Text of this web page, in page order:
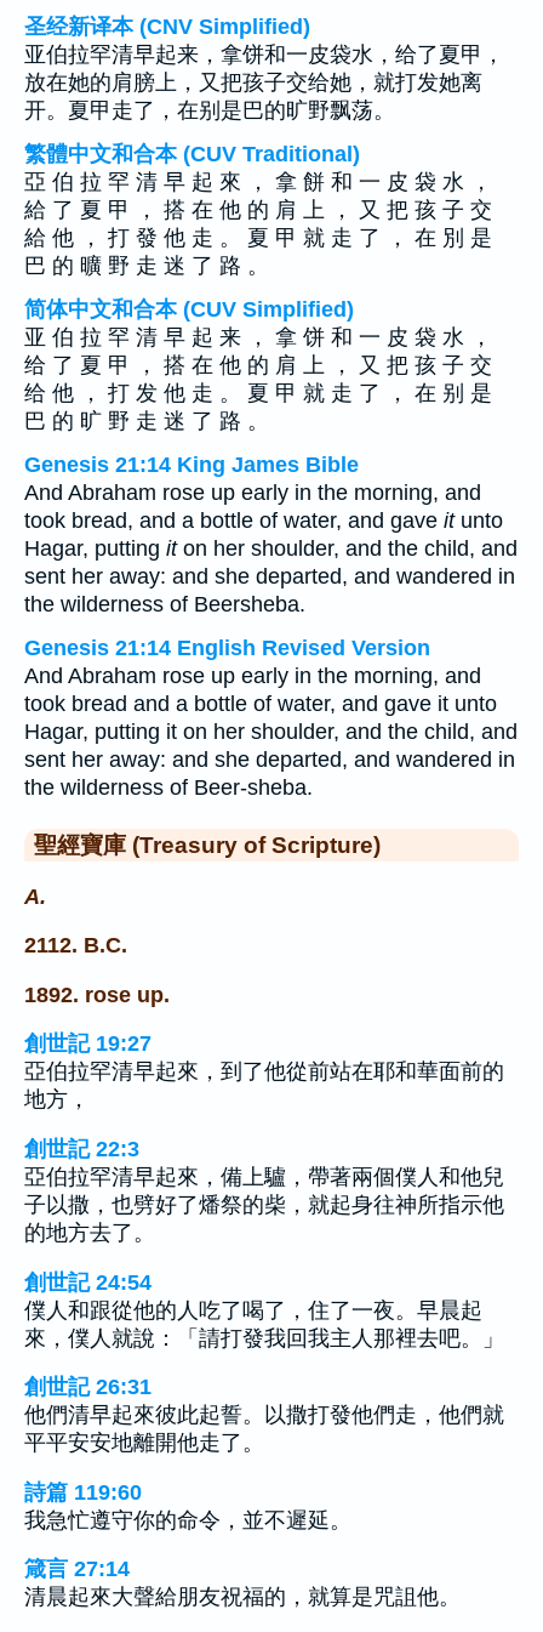
圣经新译本 (CNV Simplified)
亚伯拉罕清早起来，拿饼和一皮袋水，给了夏甲，
放在她的肩膀上，又把孩子交给她，就打发她离
开。夏甲走了，在别是巴的旷野飘荡。
繁體中文和合本 (CUV Traditional)
亞 伯 拉 罕 清 早 起 來 ， 拿 餅 和 一 皮 袋 水 ，
給 了 夏 甲 ， 搭 在 他 的 肩 上 ， 又 把 孩 子 交
給 他 ， 打 發 他 走 。 夏 甲 就 走 了 ， 在 別 是
巴 的 曠 野 走 迷 了 路 。
简体中文和合本 (CUV Simplified)
亚 伯 拉 罕 清 早 起 来 ， 拿 饼 和 一 皮 袋 水 ，
给 了 夏 甲 ， 搭 在 他 的 肩 上 ， 又 把 孩 子 交
给 他 ， 打 发 他 走 。 夏 甲 就 走 了 ， 在 别 是
巴 的 旷 野 走 迷 了 路 。
Genesis 21:14 King James Bible
And Abraham rose up early in the morning, and
took bread, and a bottle of water, and gave itunto
Hagar, putting iton her shoulder, and the child, and
sent her away: and she departed, and wandered in
the wilderness of Beersheba.
Genesis 21:14 English Revised Version
And Abraham rose up early in the morning, and
took bread and a bottle of water, and gave it unto
Hagar, putting it on her shoulder, and the child, and
sent her away: and she departed, and wandered in
the wilderness of Beer-sheba.
聖經寶庫 (Treasury of Scripture)
A.
2112. B.C.
1892. rose up.
創世記 19:27
亞伯拉罕清早起來，到了他從前站在耶和華面前的
地方，
創世記 22:3
亞伯拉罕清早起來，備上驢，帶著兩個僕人和他兒
子以撒，也劈好了燔祭的柴，就起身往神所指示他
的地方去了。
創世記 24:54
僕人和跟從他的人吃了喝了，住了一夜。早晨起
來，僕人就說：「請打發我回我主人那裡去吧。」
創世記 26:31
他們清早起來彼此起誓。以撒打發他們走，他們就
平平安安地離開他走了。
詩篇 119:60
我急忙遵守你的命令，並不遲延。
箴言 27:14
清晨起來大聲給朋友祝福的，就算是咒詛他。